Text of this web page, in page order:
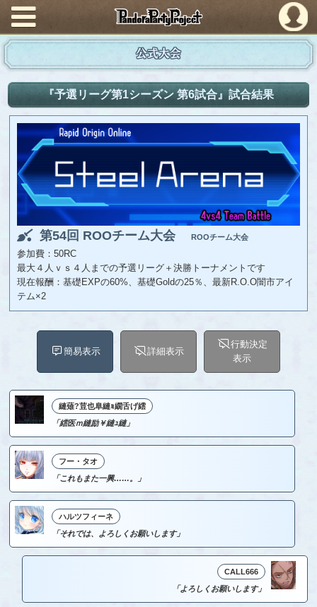
PandoraPartyProject
公式大会
『予選リーグ第1シーズン 第6試合』試合結果
第54回 ROOチーム大会 ROOチーム大会
参加費：50RC
最大４人ｖｓ４人までの予選リーグ＋決勝トーナメントです
現在報酬：基礎EXPの60%、基礎Goldの25％、最新R.O.O闇市アイ
テム×2
簡易表示 詳細表示
行動決定
表示
縺薙?荳也阜縺ｮ繝舌げ繧
「繧医ｍ縺励￥縺ｭ縺」
フー・タオ
「これもまた一興……。」
ハルツフィーネ
「それでは、よろしくお願いします」
CALL666
「よろしくお願いします」